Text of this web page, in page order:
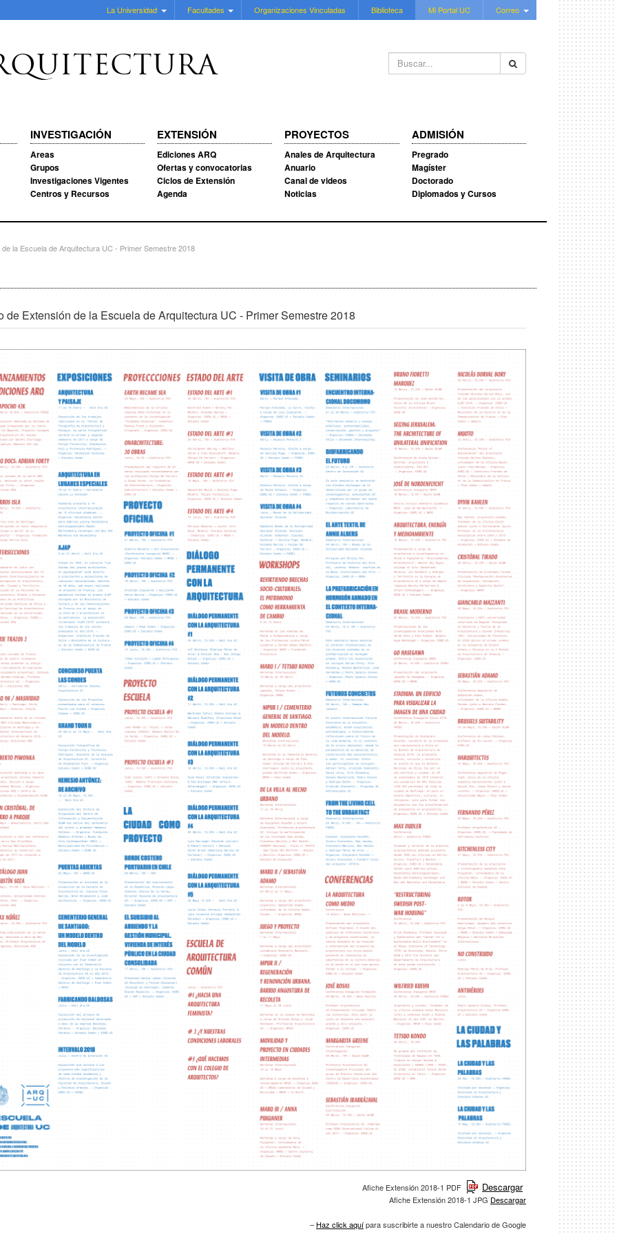
La Universidad Facultades Organizaciones Vinculadas Biblioteca Mi Portal UC Correo
Buscar...
INVESTIGACIÓN
Areas
Grupos
Investigaciones Vigentes
Centros y Recursos
EXTENSIÓN
Ediciones ARQ
Ofertas y convocatorias
Ciclos de Extensión
Agenda
PROYECTOS
Anales de Arquitectura
Anuario
Canal de videos
Noticias
ADMISIÓN
Pregrado
Magíster
Doctorado
Diplomados y Cursos
la Escuela de Arquitectura UC - Primer Semestre 2018
de Extensión de la Escuela de Arquitectura UC - Primer Semestre 2018
Afiche Extensión 2018-1 PDF Descargar
Afiche Extensión 2018-1 JPG Descargar
– Haz click aquípara suscribirte a nuestro Calendario de Google